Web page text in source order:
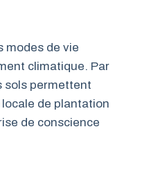
modes de vie
climatique. Par
sols permettent
locale de plantation
de conscience